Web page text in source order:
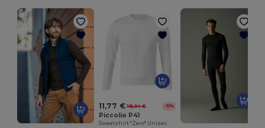
11,77 € 18,04 € -35%
Piccolio P41
Sweatshirt "Zero" Unisex